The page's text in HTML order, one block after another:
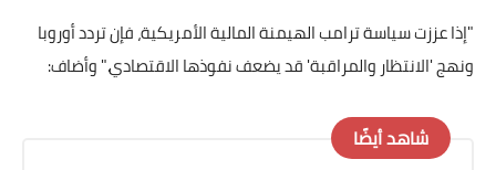
"إذا عززت سياسة ترامب الهيمنة المالية الأمريكية، فإن تردد أوروبا
ونهج 'الانتظار والمراقبة' قد يضعف نفوذها الاقتصادي." وأضاف:
شاهد أيضًا